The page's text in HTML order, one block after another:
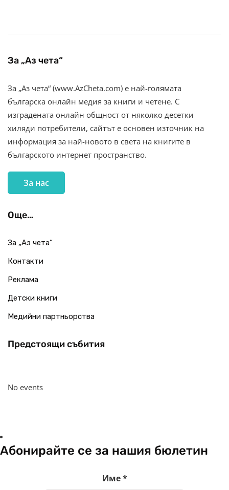
За „Аз чета“
За „Аз чета“ (www.AzCheta.com) е най-голямата
българска онлайн медия за книги и четене. С
изградената онлайн общност от няколко десетки
хиляди потребители, сайтът е основен източник на
информация за най-новото в света на книгите в
българското интернет пространство.
За нас
Още…
За „Аз чета“
Контакти
Реклама
Детски книги
Медийни партньорства
Предстоящи събития
No events
Абонирайте се за нашия бюлетин
Име*